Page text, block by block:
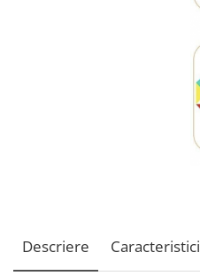
Descriere Caracteristici